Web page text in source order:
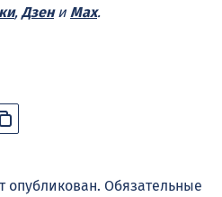
, Дзени Max.
опубликован. Обязательные